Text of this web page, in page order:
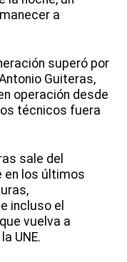
a
superó por
Guiteras,
operación desde
técnicos fuera
sale del
en los últimos
incluso el
vuelva a
UNE.